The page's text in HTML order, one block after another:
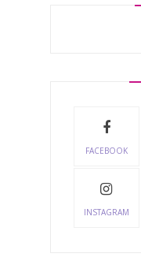
FACEBOOK
INSTAGRAM